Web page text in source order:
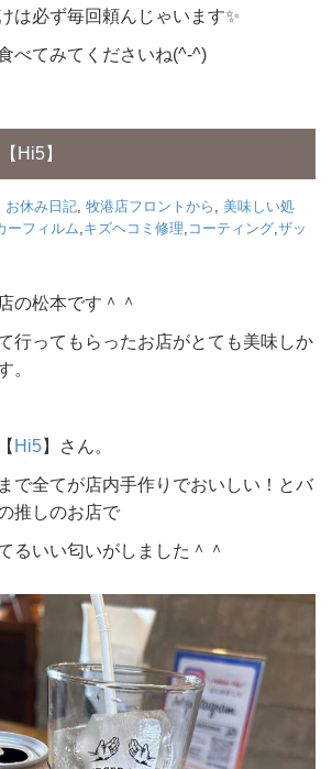
は必ず毎回頼んじゃいます✨
べてみてくださいね(^-^)
Hi5】
お休み日記, 牧港店フロントから , 美味しい処
ーフィルム,キズヘコミ修理, コーティング,ザッ
の松本です＾＾
行ってもらったお店がとても美味しか
。
Hi5】さん。
で全てが店内手作りでおいしい！とバ
推しのお店で
るいい匂いがしました＾＾